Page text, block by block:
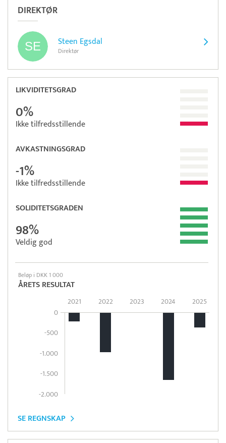
DIREKTØR
Steen Egsdal
Direktør
LIKVIDITETSGRAD
0%
Ikke tilfredsstillende
AVKASTNINGSGRAD
-1%
Ikke tilfredsstillende
SOLIDITETSGRADEN
98%
Veldig god
Beløp i DKK 1 000
ÅRETS RESULTAT
0
-500
-1.000
-1.500
-2.000
2021 2022 2023 2024 2025
SE REGNSKAP